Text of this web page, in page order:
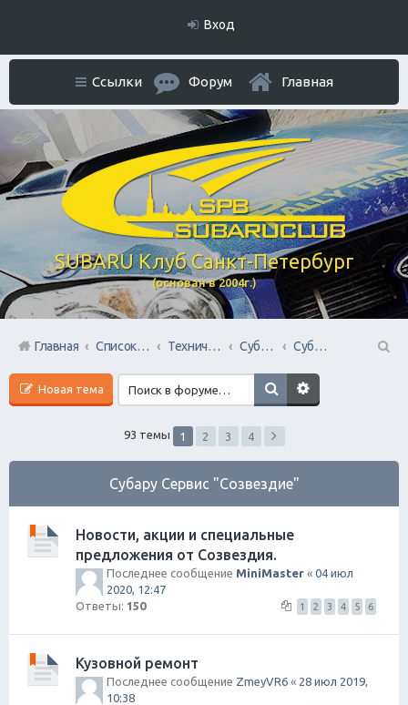
Вход
SUBARU Клуб Санкт-Петербург
(основан в 2004г.)
Ссылки Форум Главная
Главная Список форумов Технический раздел Субару Cервисы Санкт-Петербурга
Субару Сервис "Созвездие"
Новая тема
93 темы 1 2 3 4
Субару Сервис "Созвездие"
Новости, акции и специальные
предложения от Созвездия.
Последнее сообщение MiniMaster « 04 июл
2020, 12:47
Ответы: 150 1 2 3 4 5 6
Кузовной ремонт
Последнее сообщение ZmeyVR6 « 28 июл 2019,
10:38